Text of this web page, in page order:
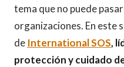
tema que no puede
organizaciones. En este
de International SOS,
protección y cuidado